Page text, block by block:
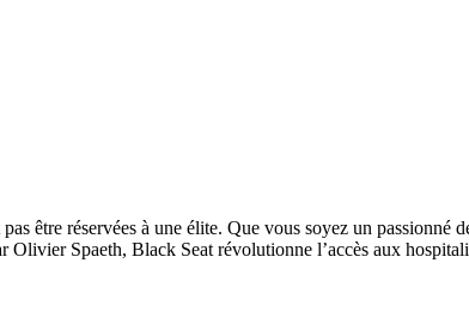
être réservées à une élite. Que vous soyez un
Olivier Spaeth, Black Seat révolutionne l’accès aux